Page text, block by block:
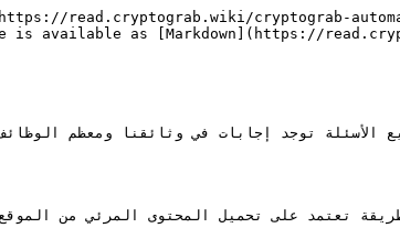
read.cryptograb.wiki/cryptograb-
is available as [Markdown](https://
تعتمد على تحميل المحتوى المرئي من